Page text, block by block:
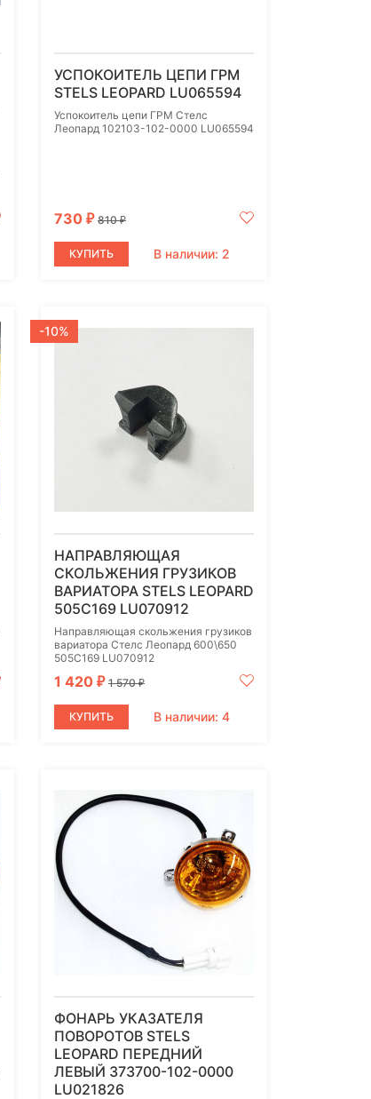
УСПОКОИТЕЛЬ ЦЕПИ ГРМ
STELS LEOPARD LU065594
Успокоитель цепи ГРМ Стелс
Леопард 102103-102-0000 LU065594
730 ₽ 810₽
КУПИТЬ В наличии: 2
-10%
НАПРАВЛЯЮЩАЯ
СКОЛЬЖЕНИЯ ГРУЗИКОВ
ВАРИАТОРА STELS LEOPARD
505C169 LU070912
Направляющая скольжения грузиков
вариатора Стелс Леопард 600\650
505C169 LU070912
1 420 ₽ 1 570₽
КУПИТЬ В наличии: 4
ФОНАРЬ УКАЗАТЕЛЯ
ПОВОРОТОВ STELS
LEOPARD ПЕРЕДНИЙ
ЛЕВЫЙ 373700-102-0000
LU021826